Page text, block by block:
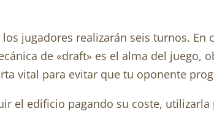
jugadores realizarán seis turnos.
de «draft» es el alma del
vital para evitar que tu oponente
el edificio pagando su coste,